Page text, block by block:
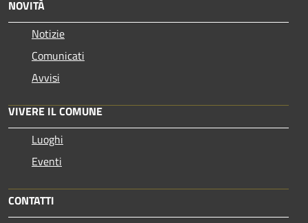
NOVITÀ
Notizie
Comunicati
Avvisi
VIVERE IL COMUNE
Luoghi
Eventi
CONTATTI